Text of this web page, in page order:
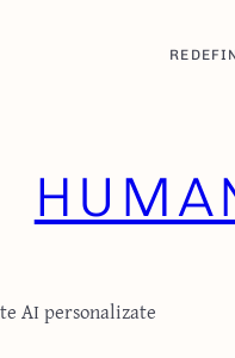
AI personalizate